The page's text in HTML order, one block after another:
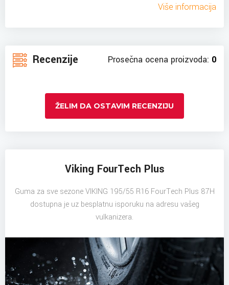
Više informacija
Recenzije Prosečna ocena proizvoda: 0
ŽELIM DA OSTAVIM RECENZIJU
Viking FourTech Plus
Guma za sve sezone VIKING 195/55 R16 FourTech Plus 87H
dostupna je uz besplatnu isporuku na adresu vašeg
vulkanizera.